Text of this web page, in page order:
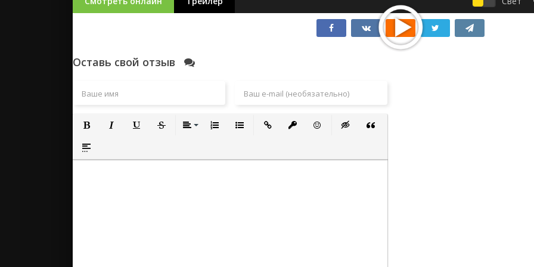
Оставь свой отзыв
Полужирный
Вставка спойлера